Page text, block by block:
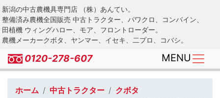
Skip
to
main
content
新潟の中古農機具専門店 （株）あんてい。
整備済み農機全国販売 中古トラクター、パワクロ、コンバイン、
田植機 ウィングハロー、モア、フロントローダー。
農機メーカークボタ、ヤンマー、イセキ、二プロ、コバシ。
0120-278-607 MENU
ホーム 中古トラクター
クボタ